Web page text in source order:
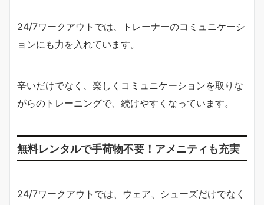
24/7ワークアウトでは、トレーナーのコミュニケーシ
ョンにも力を入れています。
辛いだけでなく、楽しくコミュニケーションを取りな
がらのトレーニングで、続けやすくなっています。
無料レンタルで手荷物不要！アメニティも充実
24/7ワークアウトでは、ウェア、シューズだけでなく